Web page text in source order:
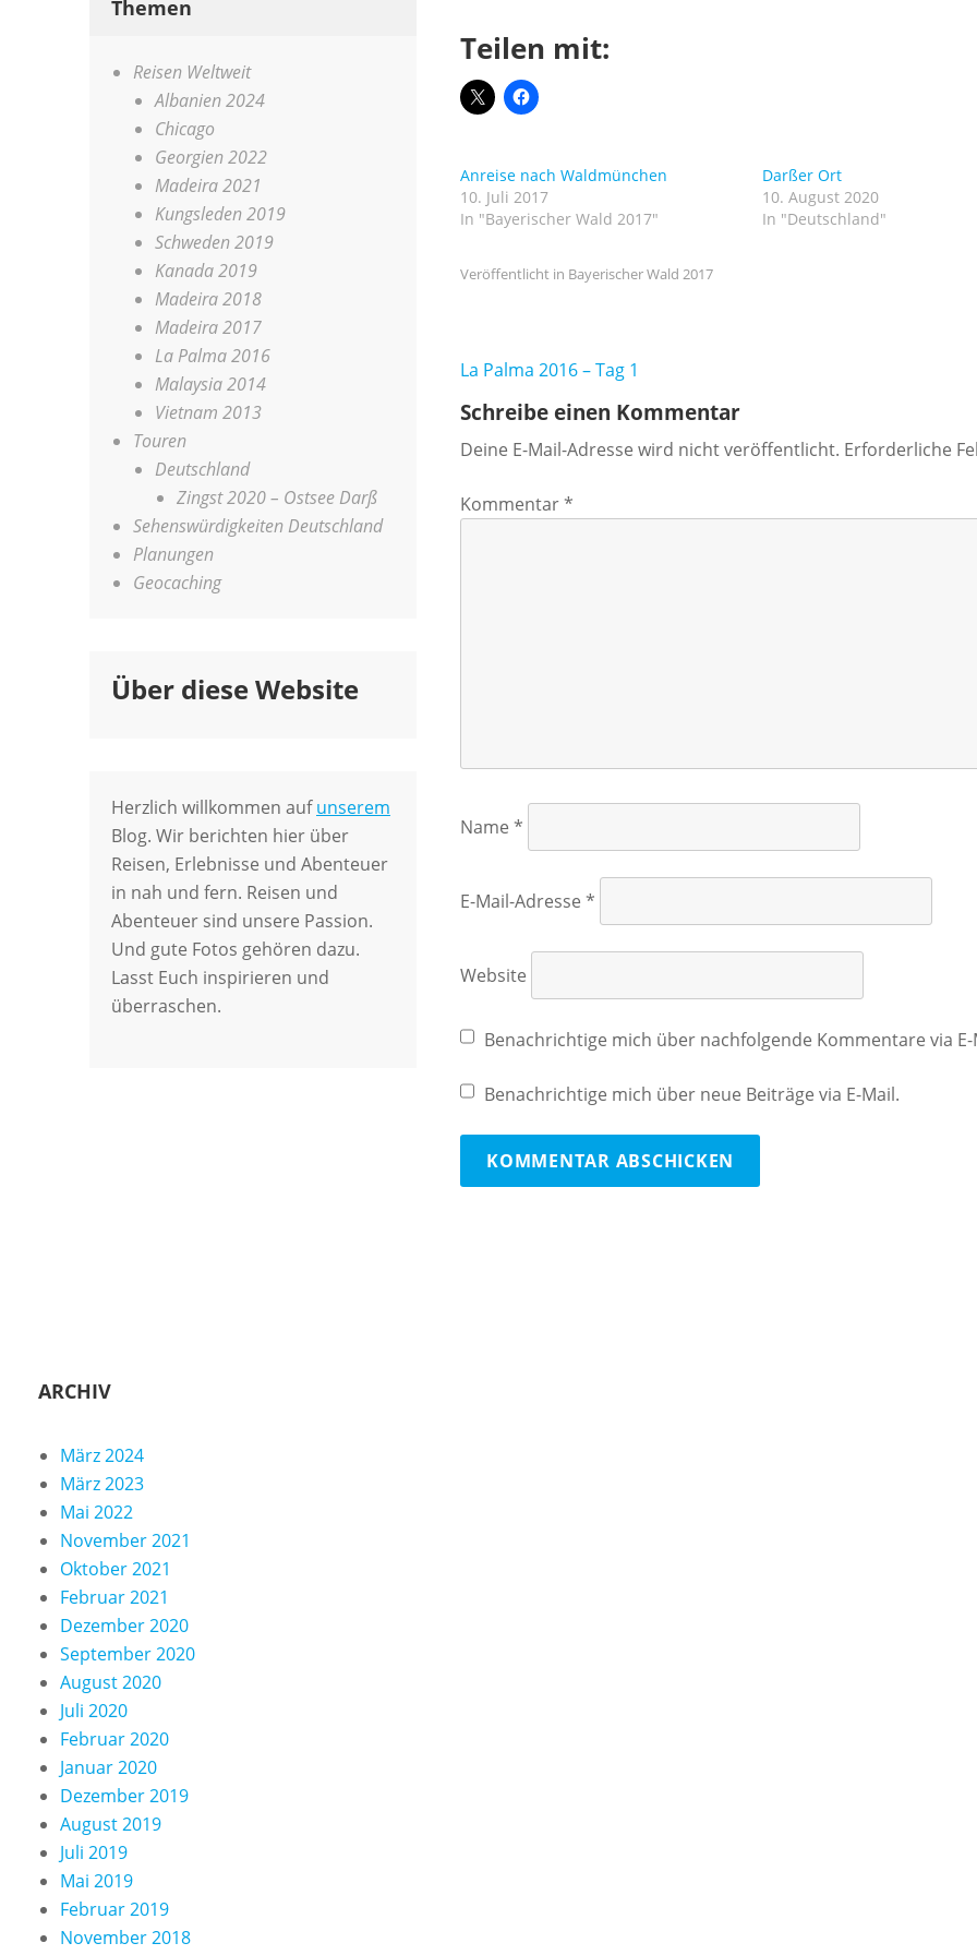
Teilen mit:
Anreise nach Waldmünchen
10. Juli 2017
In "Bayerischer Wald 2017"
Darßer Ort
10. August 2020
In "Deutschland"
Veröffentlicht in Bayerischer Wald 2017
Beitragsnavigation
La Palma 2016 – Tag 1
Schreibe einen Kommentar
Deine E-Mail-Adresse wird nicht veröffentlicht. Erforderliche
Kommentar*
Name *
E-Mail-Adresse *
Website
Benachrichtige mich über nachfolgende Kommentare via E-
Benachrichtige mich über neue Beiträge via E-Mail.
Themen
Reisen Weltweit
Albanien 2024
Chicago
Georgien 2022
Madeira 2021
Kungsleden 2019
Schweden 2019
Kanada 2019
Madeira 2018
Madeira 2017
La Palma 2016
Malaysia 2014
Vietnam 2013
Touren
Deutschland
Zingst 2020 – Ostsee Darß
Sehenswürdigkeiten Deutschland
Planungen
Geocaching
Über diese Website
Herzlich willkommen aufunserem
Blog. Wir berichten hier über
Reisen, Erlebnisse und Abenteuer
in nah und fern. Reisen und
Abenteuer sind unsere Passion.
Und gute Fotos gehören dazu.
Lasst Euch inspirieren und
überraschen.
ARCHIV
März 2024
März 2023
Mai 2022
November 2021
Oktober 2021
Februar 2021
Dezember 2020
September 2020
August 2020
Juli 2020
Februar 2020
Januar 2020
Dezember 2019
August 2019
Juli 2019
Mai 2019
Februar 2019
November 2018